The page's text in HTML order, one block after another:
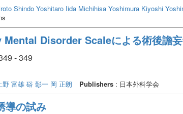
Shindo Yoshitaro Iida Michihisa Yoshimura Kiyoshi
Disorder Scaleによる術後譫
- 349
野 富雄 硲 彰一 岡 正朗 Publishers : 日本外科学会
導の試み